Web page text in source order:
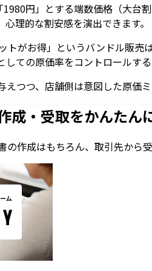
円」とする端数価格（大台
理的な割安感を演出できます。
トがお得」というバンドル販
しての原価率をコントロールす
えつつ、店舗側は意図した原価
成・ 受取をかんたん
の作成はもちろん、 取引先から